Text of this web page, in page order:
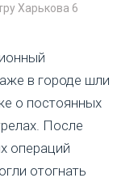
Харькова 6
в городе шли
о постоянных
После
операций
отогнать